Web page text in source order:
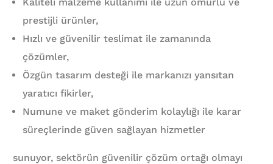
Kaliteli malzeme kullanımı ile uzun ömürlü ve
prestijli ürünler,
Hızlı ve güvenilir teslimat ile zamanında
çözümler,
Özgün tasarım desteği ile markanızı yansıtan
yaratıcı fikirler,
Numune ve maket gönderim kolaylığı ile karar
süreçlerinde güven sağlayan hizmetler
sunuyor, sektörün güvenilir çözüm ortağı olmayı